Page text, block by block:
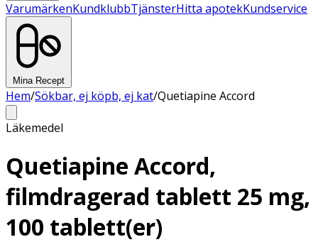
VarumärkenKundklubbTjänsterHitta apotekKundservice
Mina Recept
Hem/Sökbar, ej köpb, ej kat/Quetiapine Accord
Läkemedel
Quetiapine Accord,
filmdragerad tablett 25 mg,
100 tablett(er)